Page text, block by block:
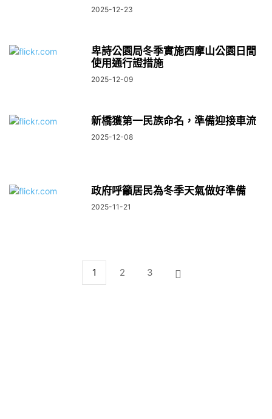
2025-12-23
卑詩公園局冬季實施西摩山公園日間
使用通行證措施
2025-12-09
新橋獲第一民族命名，準備迎接車流
2025-12-08
政府呼籲居民為冬季天氣做好準備
2025-11-21
1 2 3